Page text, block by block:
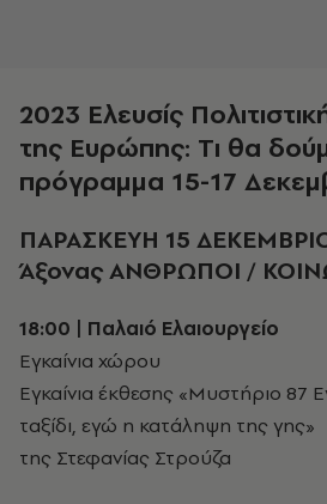
2023 Ελευσίς
της Ευρώπης: Tι θα
πρόγραμμα 15-17
ΠΑΡΑΣΚΕΥΗ 15
Άξονας ΑΝΘΡΩΠΟΙ /
18:00 | Παλαιό Ελαιουργείο
Εγκαίνια χώρου
Εγκαίνια έκθεσης «Μυστήριο 87
ταξίδι, εγώ η κατάληψη της γης»
της Στεφανίας Στρούζα